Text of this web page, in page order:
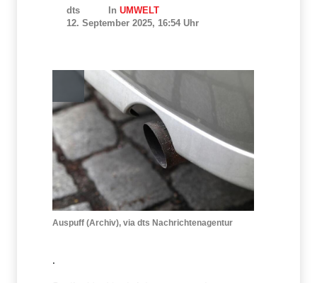
dts In UMWELT
12. September 2025, 16:54 Uhr
Auspuff (Archiv), via dts Nachrichtenagentur
.